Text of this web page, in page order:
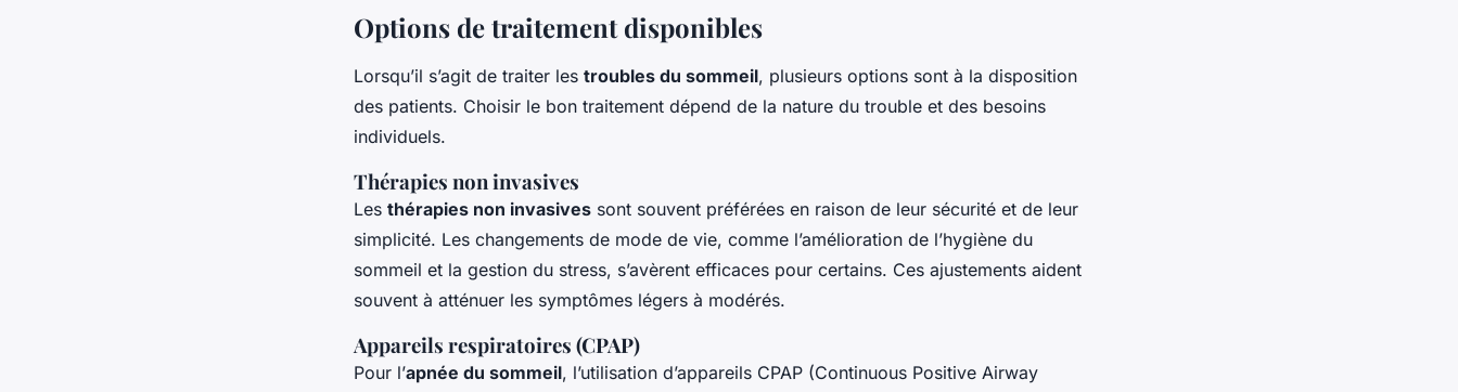
Options de traitement disponibles
Lorsqu’il s’agit de traiter les troubles du sommeil, plusieurs options sont à la disposition
des patients. Choisir le bon traitement dépend de la nature du trouble et des besoins
individuels.
Thérapies non invasives
Les thérapies non invasives sont souvent préférées en raison de leur sécurité et de leur
simplicité. Les changements de mode de vie, comme l’amélioration de l’hygiène du
sommeil et la gestion du stress, s’avèrent efficaces pour certains. Ces ajustements aident
souvent à atténuer les symptômes légers à modérés.
Appareils respiratoires (CPAP)
Pour l’apnée du sommeil, l’utilisation d’appareils CPAP (Continuous Positive Airway